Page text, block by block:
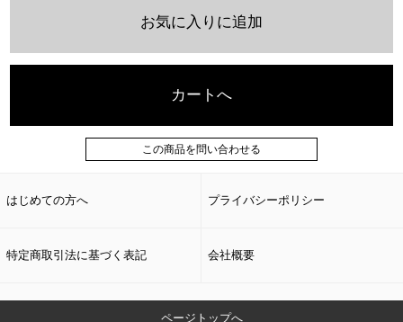
お気に入りに追加
カートへ
この商品を問い合わせる
はじめての方へ プライバシーポリシー
特定商取引法に基づく表記 会社概要
ページトップへ